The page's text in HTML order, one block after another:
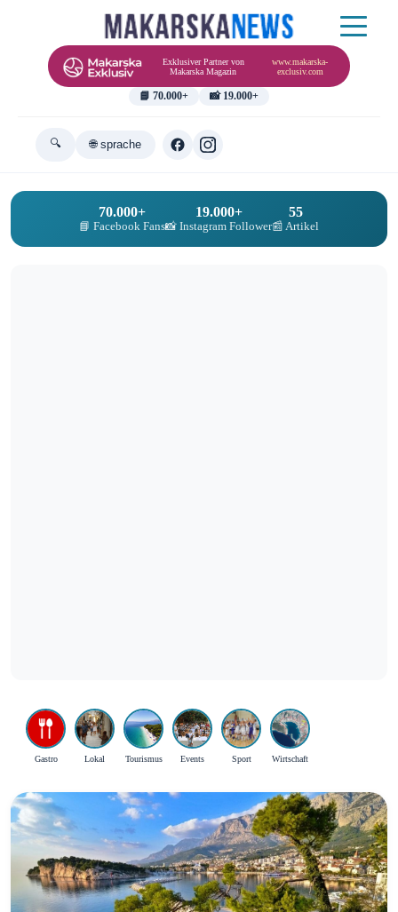
Exklusiver Partner von
Makarska Magazin
www.makarska-
exclusiv.com
📘 70.000+ 📸 19.000+
🔍 🌐 sprache
70.000+
📘 Facebook Fans
19.000+
📸 Instagram Follower
55
📰 Artikel
Gastro Lokal Tourismus Events Sport Wirtschaft